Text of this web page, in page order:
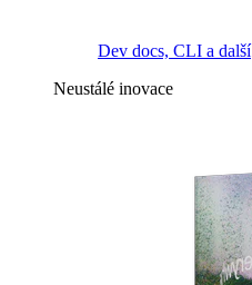
Dev docs, CLI a další
Neustálé inovace